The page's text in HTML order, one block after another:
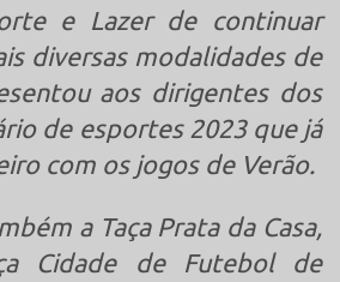
e Lazer de continuar
diversas modalidades de
aos dirigentes dos
de esportes 2023 que já
com os jogos de Verão.
a Taça Prata da Casa,
Cidade de Futebol de